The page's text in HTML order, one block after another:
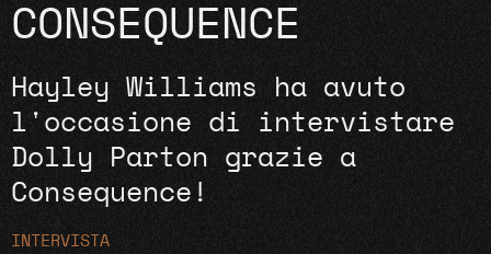
CONSEQUENCE
Hayley Williams ha avuto
l'occasione di intervistare
Dolly Parton grazie a
Consequence!
INTERVISTA